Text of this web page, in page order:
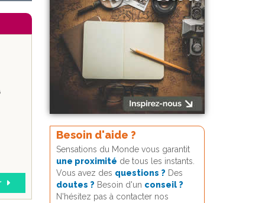
Besoin d'aide ?
Sensations du Monde vous garantit
une proximité de tous les instants.
Vous avez des questions ? Des
doutes ? Besoin d'un conseil ?
N'hésitez pas à contacter nos